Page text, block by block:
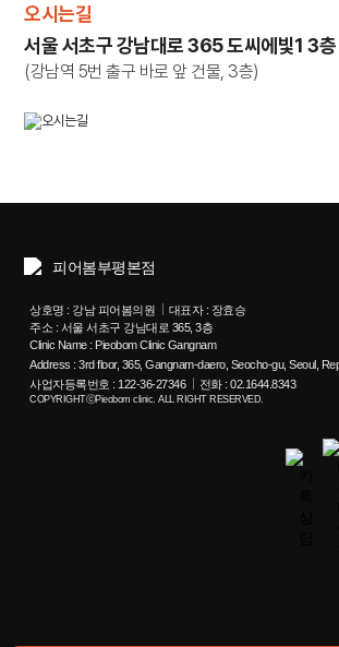
오시는길
서울 서초구 강남대로 365 도씨에빛1 3층
(강남역 5번 출구 바로 앞 건물, 3층)
상호명 : 강남 피어봄의원
대표자 : 장효승
주소 : 서울 서초구 강남대로 365, 3층
Clinic Name : Pieobom Clinic Gangnam
Address : 3rd floor, 365, Gangnam-daero, Seocho-gu, Seoul,
사업자등록번호 : 122-36-27346
전화 : 02.1644.8343
COPYRIGHTⓒPieobom clinic. ALL RIGHT RESERVED.